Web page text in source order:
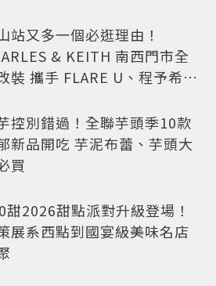
站又多一個必逛理由！
& KEITH 南西門市全
裝 攜手 FLARE U、程予希演
控別錯過！全聯芋頭季10款
新品開吃 芋泥布蕾、芋頭大
買
甜2026甜點派對升級登場！
展系西點到國宴級美味名店